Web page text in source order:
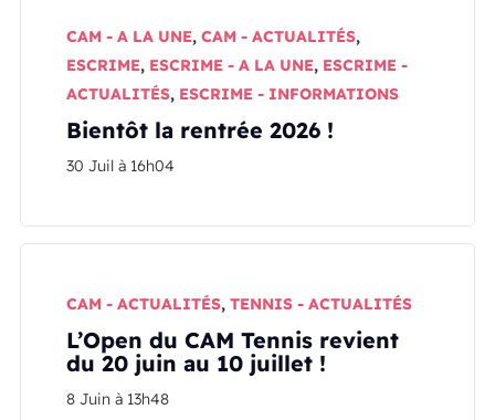
CAM - A LA UNE,CAM - ACTUALITÉS,
ESCRIME, ESCRIME - A LA UNE, ESCRIME -
ACTUALITÉS, ESCRIME - INFORMATIONS
Bientôt la rentrée 2026 !
30 Juil à 16h04
CAM - ACTUALITÉS,TENNIS - ACTUALITÉS
L’Open du CAM Tennis revient
du 20 juin au 10 juillet !
8 Juin à 13h48